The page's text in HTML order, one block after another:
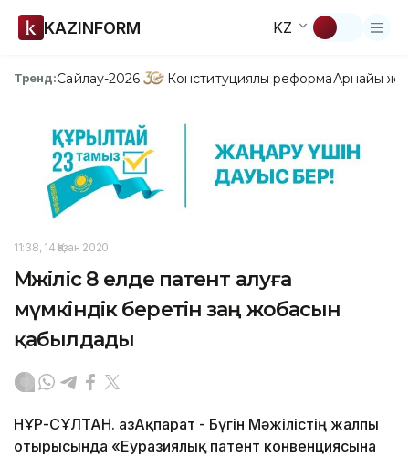
KAZINFORM KZ
Тренд:Сайлау-2026 Конституциялық реформаАрнайы
11:38, 14 Қазан 2020
Мәжіліс 8 елде патент алуға
мүмкіндік беретін заң жобасын
қабылдады
НҰР-СҰЛТАН. ҚазАқпарат - Бүгін Мәжілістің жалпы
отырысында «Еуразиялық патент конвенциясына